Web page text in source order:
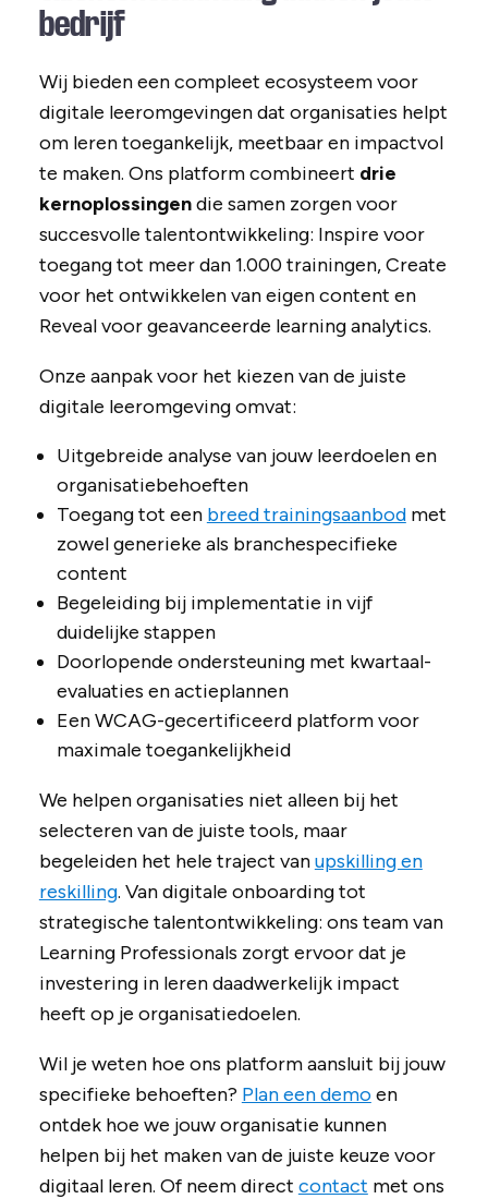
bedrijf
Wij bieden een compleet ecosysteem voor
digitale leeromgevingen dat organisaties helpt
om leren toegankelijk, meetbaar en impactvol
te maken. Ons platform combineert drie
kernoplossingendie samen zorgen voor
succesvolle talentontwikkeling: Inspire voor
toegang tot meer dan 1.000 trainingen, Create
voor het ontwikkelen van eigen content en
Reveal voor geavanceerde learning analytics.
Onze aanpak voor het kiezen van de juiste
digitale leeromgeving omvat:
Uitgebreide analyse van jouw leerdoelen en
organisatiebehoeften
Toegang tot een breed trainingsaanbodmet
zowel generieke als branchespecifieke
content
Begeleiding bij implementatie in vijf
duidelijke stappen
Doorlopende ondersteuning met kwartaal­
evaluaties en actieplannen
Een WCAG-gecertificeerd platform voor
maximale toegankelijkheid
We helpen organisaties niet alleen bij het
selecteren van de juiste tools, maar
begeleiden het hele traject vanupskilling en
reskilling. Van digitale onboarding tot
strategische talentontwikkeling: ons team van
Learning Professionals zorgt ervoor dat je
investering in leren daadwerkelijk impact
heeft op je organisatiedoelen.
Wil je weten hoe ons platform aansluit bij jouw
specifieke behoeften? Plan een demoen
ontdek hoe we jouw organisatie kunnen
helpen bij het maken van de juiste keuze voor
digitaal leren. Of neem direct contact met ons